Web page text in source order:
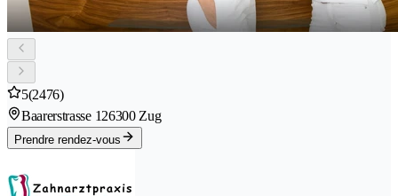
5(2476)
Baarerstrasse 126300 Zug
Prendre rendez-vous